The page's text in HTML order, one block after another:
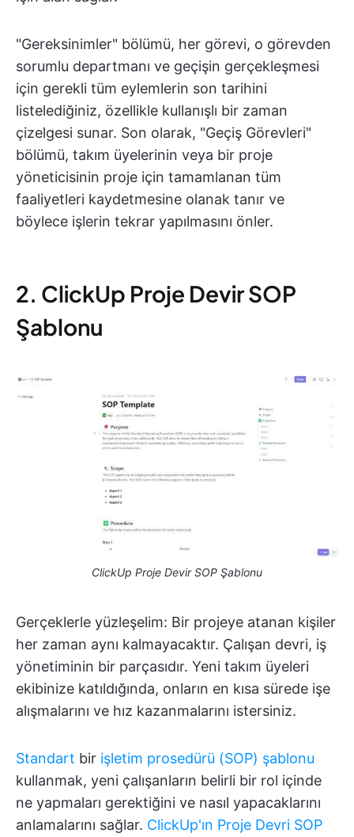
"Gereksinimler" bölümü, her görevi, o görevden
sorumlu departmanı ve geçişin gerçekleşmesi
için gerekli tüm eylemlerin son tarihini
listelediğiniz, özellikle kullanışlı bir zaman
çizelgesi sunar. Son olarak, "Geçiş Görevleri"
bölümü, takım üyelerinin veya bir proje
yöneticisinin proje için tamamlanan tüm
faaliyetleri kaydetmesine olanak tanır ve
böylece işlerin tekrar yapılmasını önler.
2. ClickUp Proje Devir SOP
Şablonu
ClickUp Proje Devir SOP Şablonu
Gerçeklerle yüzleşelim: Bir projeye atanan kişiler
her zaman aynı kalmayacaktır. Çalışan devri, iş
yönetiminin bir parçasıdır. Yeni takım üyeleri
ekibinize katıldığında, onların en kısa sürede işe
alışmalarını ve hız kazanmalarını istersiniz.
Standart bir işletim prosedürü (SOP) şablonu
kullanmak, yeni çalışanların belirli bir rol içinde
ne yapmaları gerektiğini ve nasıl yapacaklarını
anlamalarını sağlar. ClickUp'ın Proje Devri SOP